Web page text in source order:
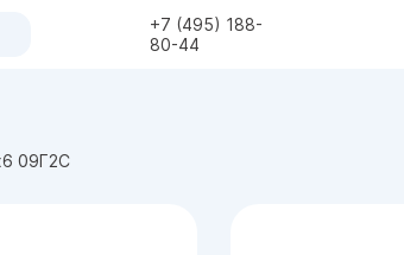
+7 (495) 188-
80-44
09Г2С